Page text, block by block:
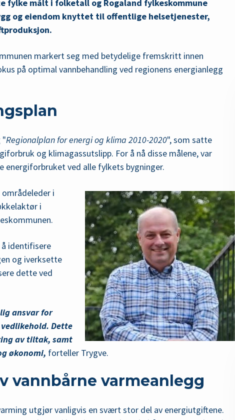
fylke målt i folketall og Rogaland fylkeskommune
og eiendom knyttet til offentlige helsetjenester,
markert seg med betydelige fremskritt innen
på optimal vannbehandling ved regionens energianlegg
"Regionalplan for energi og klima 2010-2020", som satte
og klimagassutslipp. For å nå disse målene, var
energiforbruket ved alle fylkets bygninger.
i
i
identifisere
og iverksette
dette ved
ansvar for
Dette
av tiltak, samt
økonomi, forteller Trygve.
vannbårne varmeanlegg
utgjør vanligvis en svært stor del av energiutgiftene.